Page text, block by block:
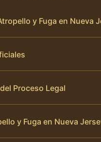
y Fuga en Nueva
Proceso Legal
y Fuga en Nueva